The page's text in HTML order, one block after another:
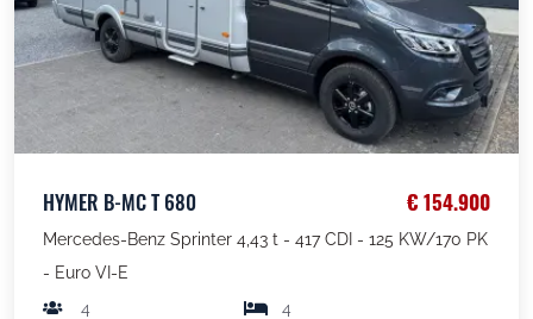
HYMER B-MC T 680 € 154.900
Mercedes-Benz Sprinter 4,43 t - 417 CDI - 125 KW/170 PK
- Euro VI-E
4
4